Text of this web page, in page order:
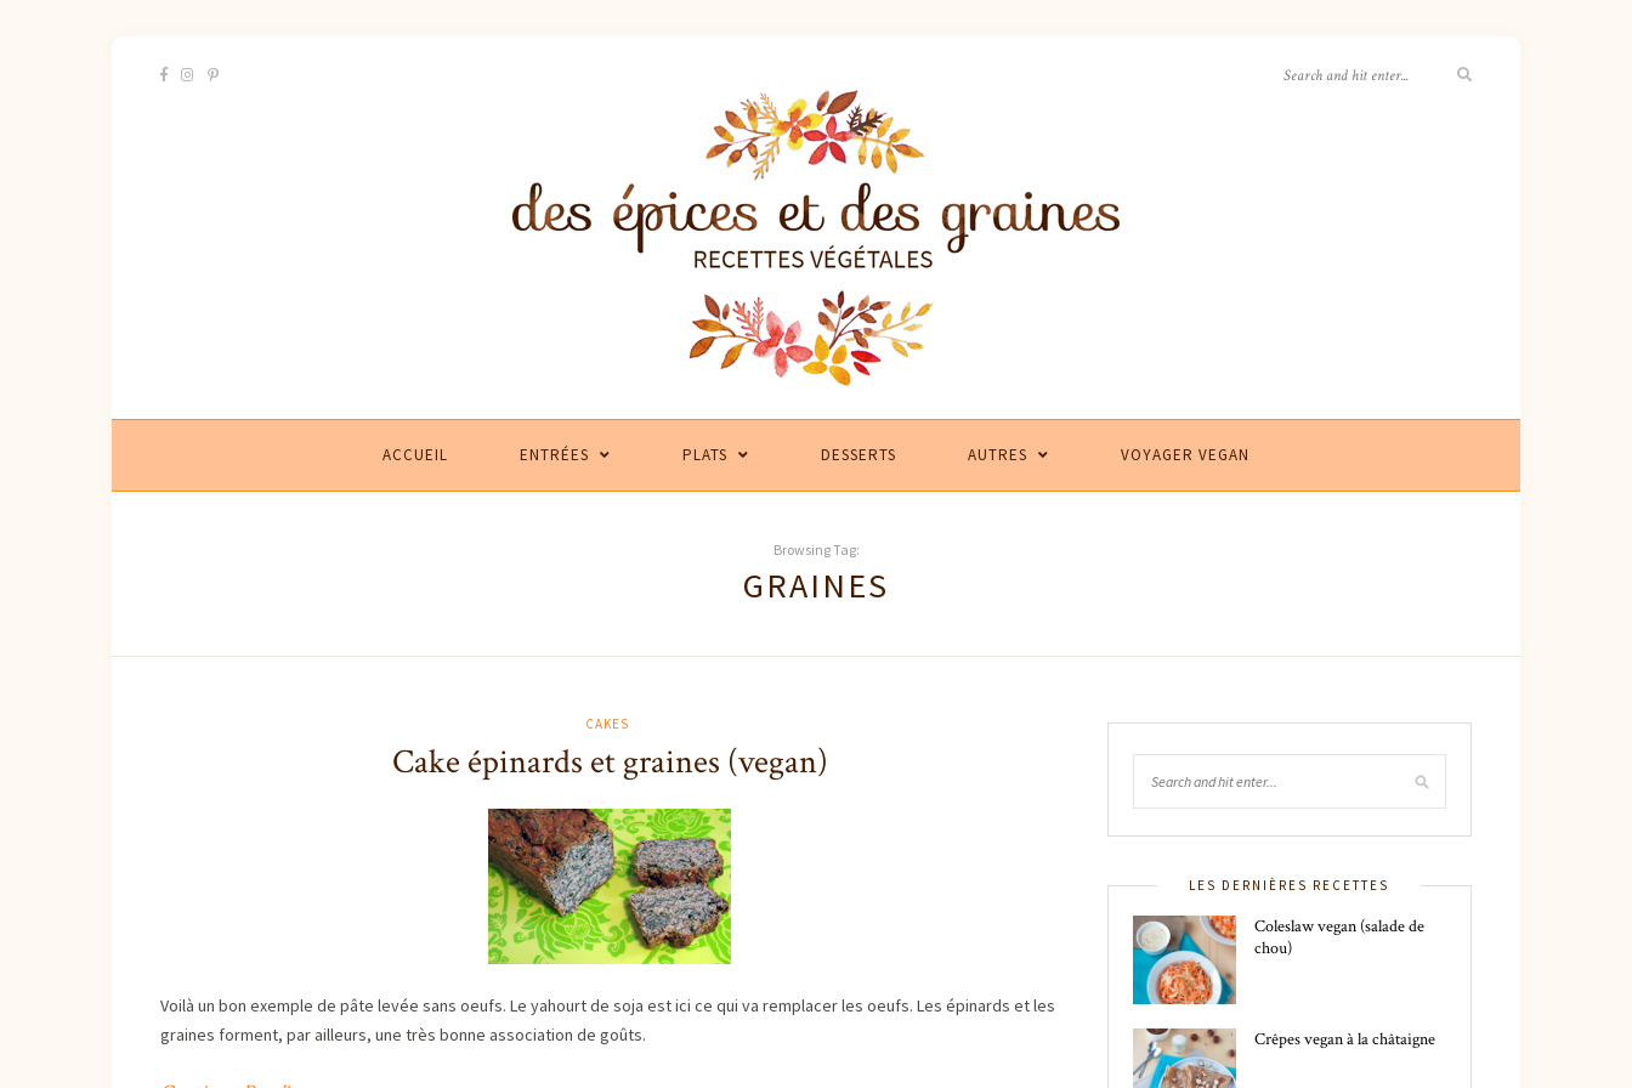
ACCUEIL ENTRÉES PLATS DESSERTS AUTRES VOYAGER VEGAN
Browsing Tag:
GRAINES
CAKES
Cake épinards et graines (vegan)
Voilà un bon exemple de pâte levée sans oeufs. Le yahourt de soja est ici ce qui va remplacer les oeufs. Les épinards et les
graines forment, par ailleurs, une très bonne association de goûts.
LES DERNIÈRES RECETTES
Coleslaw vegan (salade de
chou)
Crêpes vegan à la châtaigne